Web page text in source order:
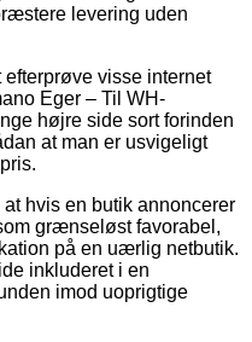
levering uden
visse internet
Eger – Til WH-
højre side sort forinden
at man er usvigeligt
hvis en butik annoncerer
grænseløst favorabel,
på en uærlig netbutik.
inkluderet i en
imod uoprigtige